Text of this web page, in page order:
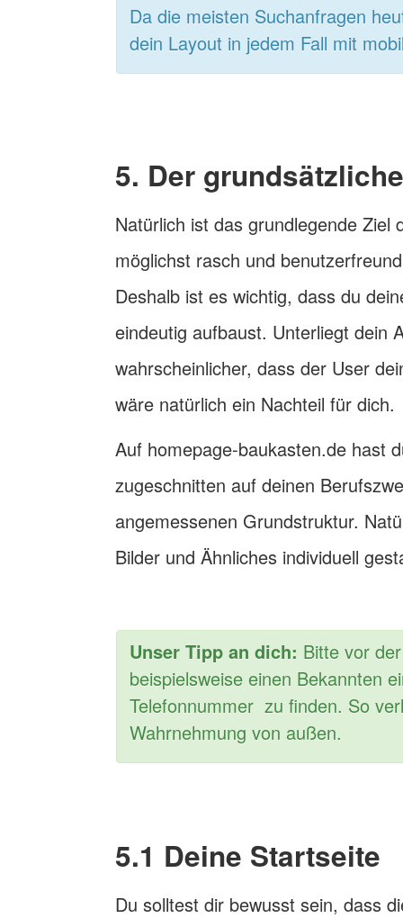
Da die meisten Suchanfragen
dein Layout in jedem Fall mit
5. Der
Natürlich ist das grundlegende
möglichst rasch und
Deshalb ist es wichtig, dass du
eindeutig aufbaust. Unterliegt dein
wahrscheinlicher, dass der User
wäre natürlich ein Nachteil für dich.
Auf homepage-baukasten.de hast
zugeschnitten auf deinen
angemessenen Grundstruktur.
Bilder und Ähnliches individuell
Unser Tipp an dich: Bitte vor
beispielsweise einen Bekannten
Telefonnummer zu finden. So
Wahrnehmung von außen.
5.1 Deine Startseite
Du solltest dir bewusst sein, dass